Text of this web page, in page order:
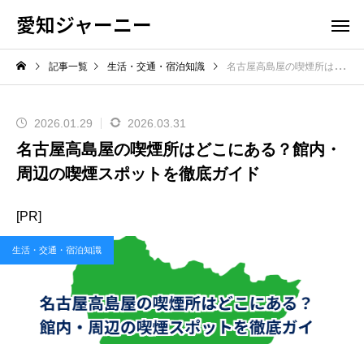
愛知ジャーニー
記事一覧 生活・交通・宿泊知識 名古屋高島屋の喫煙所はどこにある？館内・周辺の喫煙スポットを徹底ガイド
2026.01.29 2026.03.31
名古屋高島屋の喫煙所はどこにある？館内・
周辺の喫煙スポットを徹底ガイド
[PR]
生活・交通・宿泊知識